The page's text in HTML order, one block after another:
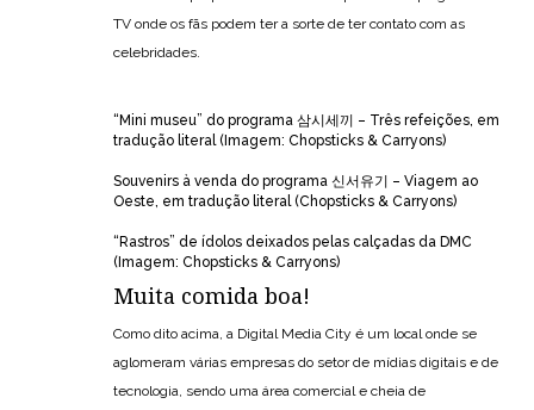
TV onde os fãs podem ter a sorte de ter contato com as
celebridades.
“Mini museu” do programa 삼시세끼 – Três refeições, em
tradução literal (Imagem: Chopsticks & Carryons)
Souvenirs à venda do programa 신서유기 – Viagem ao
Oeste, em tradução literal (Chopsticks & Carryons)
“Rastros” de ídolos deixados pelas calçadas da DMC
(Imagem: Chopsticks & Carryons)
Muita comida boa!
Como dito acima, a Digital Media City é um local onde se
aglomeram várias empresas do setor de mídias digitais e de
tecnologia, sendo uma área comercial e cheia de